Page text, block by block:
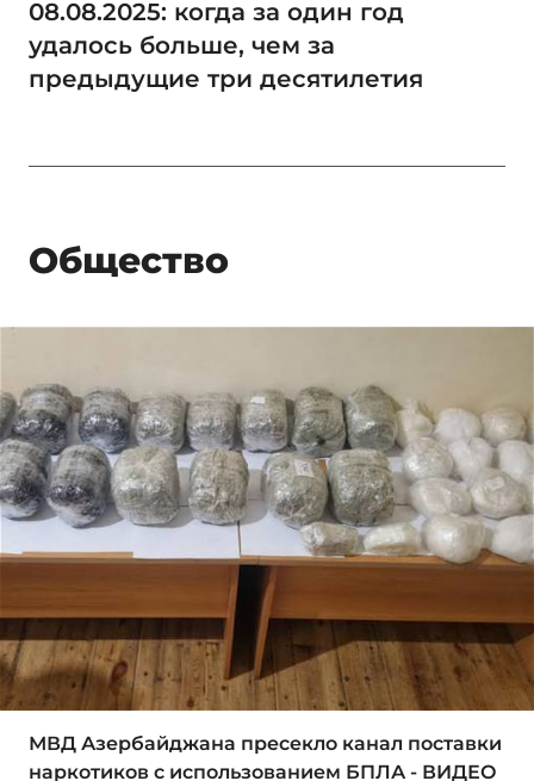
08.08.2025: когда за один год
удалось больше, чем за
предыдущие три десятилетия
Общество
МВД Азербайджана пресекло канал поставки
наркотиков с использованием БПЛА - ВИДЕО